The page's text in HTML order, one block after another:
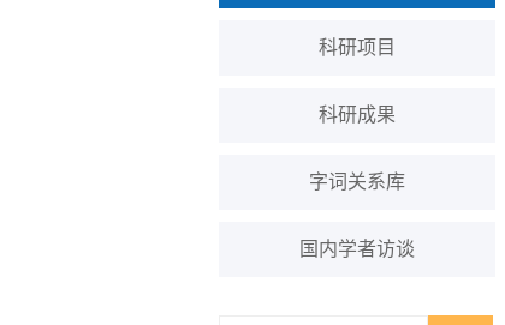
科研项目
科研成果
字词关系库
国内学者访谈